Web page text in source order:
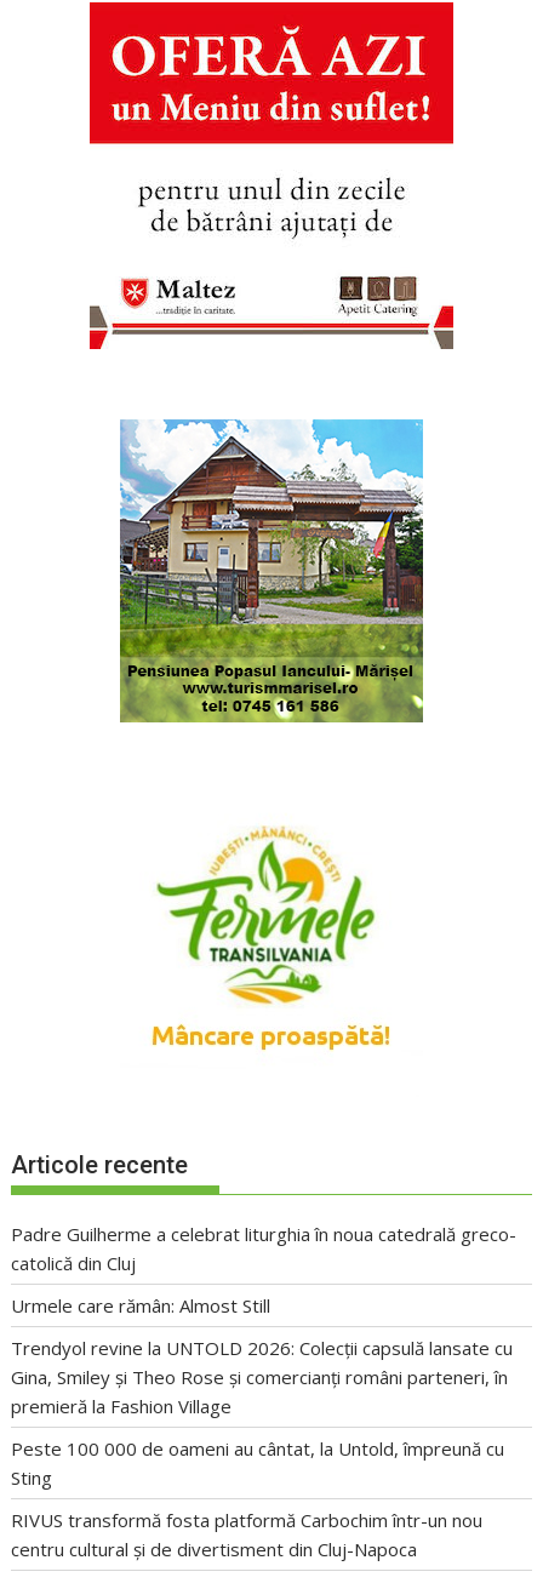
Articole recente
Padre Guilherme a celebrat liturghia în noua catedrală greco-
catolică din Cluj
Urmele care rămân: Almost Still
Trendyol revine la UNTOLD 2026: Colecții capsulă lansate cu
Gina, Smiley și Theo Rose și comercianți români parteneri, în
premieră la Fashion Village
Peste 100 000 de oameni au cântat, la Untold, împreună cu
Sting
RIVUS transformă fosta platformă Carbochim într-un nou
centru cultural și de divertisment din Cluj-Napoca